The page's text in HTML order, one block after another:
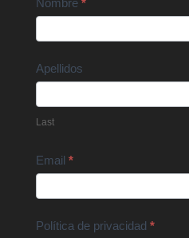
Nombre *
Apellidos
Last
Email *
Política de privacidad *